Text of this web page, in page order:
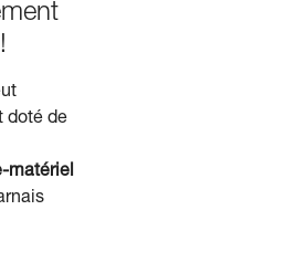
doté de
matériel